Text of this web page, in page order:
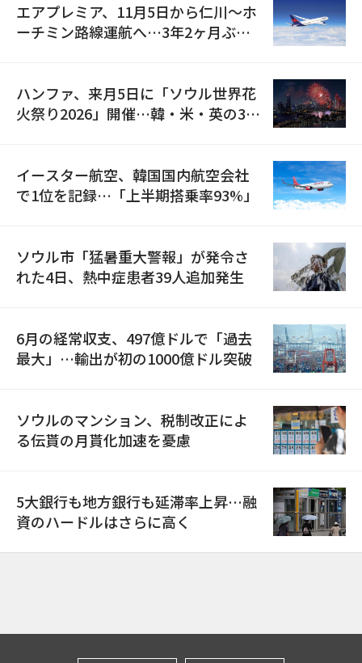
エアプレミア、11月5日から仁川〜ホ
ーチミン路線運航へ…3年2ヶ月ぶり
ハンファ、来月5日に「ソウル世界花
火祭り2026」開催…韓・米・英の3カ
イースター航空、韓国国内航空会社
で1位を記録…「上半期搭乗率93%」
ソウル市「猛暑重大警報」が発令さ
れた4日、熱中症患者39人追加発生
6月の経常収支、497億ドルで「過去
最大」…輸出が初の1000億ドル突破
ソウルのマンション、税制改正によ
る伝貰の月貰化加速を憂慮
5大銀行も地方銀行も延滞率上昇…融
資のハードルはさらに高く